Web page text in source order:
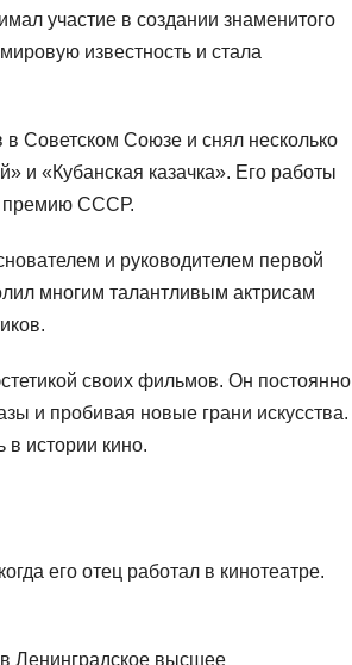
участие в создании знаменитого
известность и стала
Советском Союзе и снял несколько
и «Кубанская казачка». Его работы
премию СССР.
и руководителем первой
многим талантливым актрисам
своих фильмов. Он постоянно
и пробивая новые грани искусства.
истории кино.
его отец работал в кинотеатре.
Ленинградское высшее